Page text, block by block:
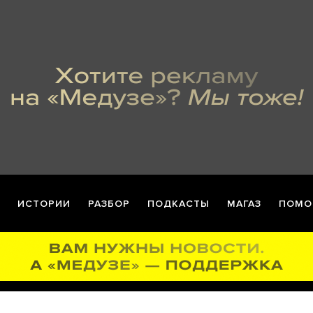
ИСТОРИИ РАЗБОР ПОДКАСТЫ МАГАЗ